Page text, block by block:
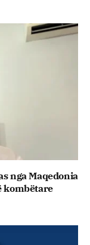
nga Maqedonia
kombëtare